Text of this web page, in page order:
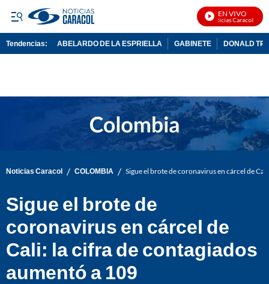
EN VIVO
Noticias Caracol En
Tendencias: ABELARDO DE LA ESPRIELLA GABINETE DONALD
Noticias Caracol / COLOMBIA / Sigue el brote de coronavirus en cárcel de
Sigue el brote de
coronavirus en cárcel de
Cali: la cifra de contagiados
aumentó a 109